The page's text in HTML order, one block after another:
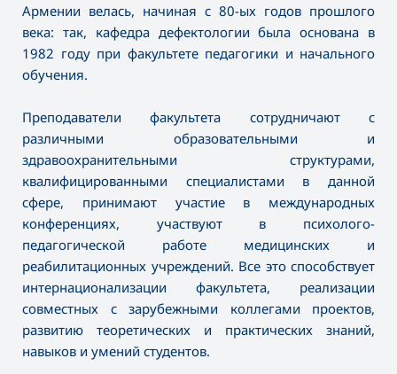
Армении велась, начиная с 80-ых годов прошлого
века: так, кафедра дефектологии была основана в
1982 году при факультете педагогики и начального
обучения.
Преподаватели факультета сотрудничают с
различными образовательными и
здравоохранительными структурами,
квалифицированными специалистами в данной
сфере, принимают участие в международных
конференциях, участвуют в психолого-
педагогической работе медицинских и
реабилитационных учреждений. Все это способствует
интернационализации факультета, реализации
совместных с зарубежными коллегами проектов,
развитию теоретических и практических знаний,
навыков и умений студентов.